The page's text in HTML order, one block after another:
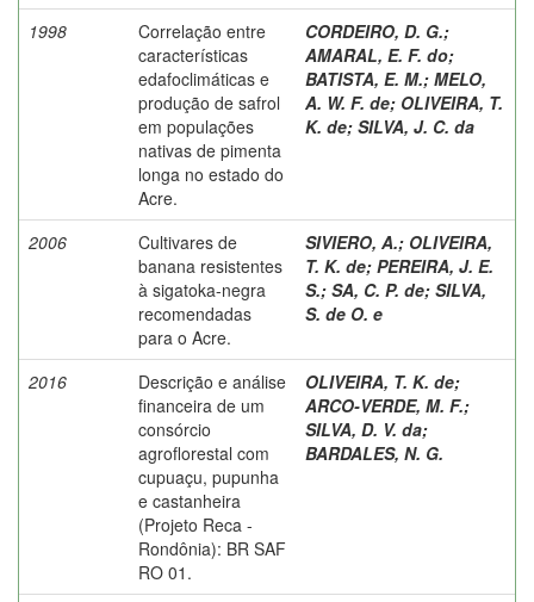
1998
Correlação entre
características
edafoclimáticas e
produção de safrol
em populações
nativas de pimenta
longa no estado do
Acre.
CORDEIRO, D. G.;
AMARAL, E. F. do;
BATISTA, E. M.; MELO,
A. W. F. de; OLIVEIRA, T.
K. de; SILVA, J. C. da
2006
Cultivares de
banana resistentes
à sigatoka-negra
recomendadas
para o Acre.
SIVIERO, A.; OLIVEIRA,
T. K. de; PEREIRA, J. E.
S.; SA, C. P. de; SILVA,
S. de O. e
2016
Descrição e análise
financeira de um
consórcio
agroflorestal com
cupuaçu, pupunha
e castanheira
(Projeto Reca -
Rondônia): BR SAF
RO 01.
OLIVEIRA, T. K. de;
ARCO-VERDE, M. F.;
SILVA, D. V. da;
BARDALES, N. G.